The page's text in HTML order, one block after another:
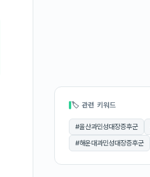
🏷 관련 키워드
#울산과민성대장증후군
#해운대과민성대장증후군